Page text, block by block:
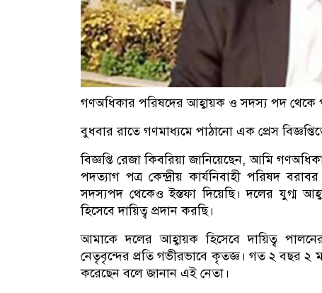
গণঅধিকার পরিষদের আহ্বায়ক ও সদস্য পদ থেকে
বুধবার রাতে গণমাধ্যমে পাঠানো এক প্রেস
বিজ্ঞপ্তি রেজা কিবরিয়া জানিয়েছেন, আমি
পদত্যাগ পত্র কেন্দ্রীয় কার্যনিবাহী পরিষদ
সদস্যপদ থেকেও ইস্তফা দিয়েছি। দলের যুগ্ম
হিসেবে দায়িত্ব প্রদান করছি।
আমাকে দলের আহ্বায়ক হিসেবে দায়িত্ব
নেতৃবৃন্দের প্রতি গভীরভাবে কৃতজ্ঞ। গত ২ বছর ২
করেছেন বলে জানান এই নেতা।